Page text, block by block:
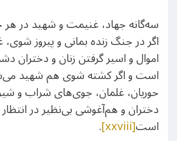
سه‌گانه جهاد، غنیمت و شهید در
اگر در جنگ زنده بمانی و پیروز
اموال و اسیر گرفتن زنان و دختران
است و اگر کشته شوی هم شهید
حوریان، غلمان، جوی‌های شراب و
دختران و هم‌آغوشی بی‌نظیر در
است[xxviii]
.